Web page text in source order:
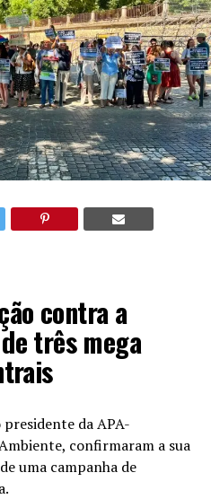
contra a
três mega
da APA-
confirmaram a sua
uma campanha de